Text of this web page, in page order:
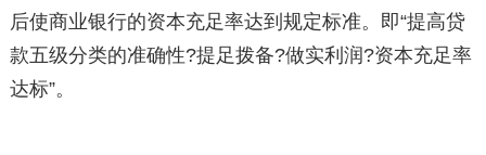
后使商业银行的资本充足率达到规定标准。即“提高贷
款五级分类的准确性?提足拨备?做实利润?资本充足率
达标”。